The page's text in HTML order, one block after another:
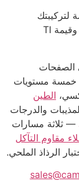
لتركيبتك
وتحسين الجرعة. أرسل لنا نوع الطلاء والمذيب وقيمة TI
الصفحات
مستويات
الطين
والدرجات
— ثلاثة مسارات
مقاوم التآكل
الرذاذ الملحي.